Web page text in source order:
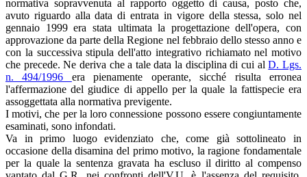
normativa sopravvenuta al rapporto oggetto di causa, posto che,
avuto riguardo alla data di entrata in vigore della stessa, solo nel
gennaio 1999 era stata ultimata la progettazione dell'opera, con
approvazione da parte della Regione nel febbraio dello stesso anno e
con la successiva stipula dell'atto integrativo richiamato nel motivo
che precede. Ne deriva che a tale data la disciplina di cui alD. Lgs.
n. 494/1996 era pienamente operante, sicché risulta erronea
l'affermazione del giudice di appello per la quale la fattispecie era
assoggettata alla normativa previgente.
I motivi, che per la loro connessione possono essere congiuntamente
esaminati, sono infondati.
Va in primo luogo evidenziato che, come già sottolineato in
occasione della disamina del primo motivo, la ragione fondamentale
per la quale la sentenza gravata ha escluso il diritto al compenso